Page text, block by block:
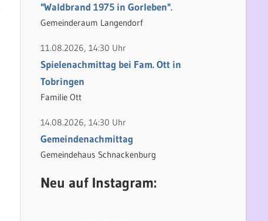
"Waldbrand 1975 in Gorleben".
Gemeinderaum Langendorf
11.08.2026, 14:30 Uhr
Spielenachmittag bei Fam. Ott in
Tobringen
Familie Ott
14.08.2026, 14:30 Uhr
Gemeindenachmittag
Gemeindehaus Schnackenburg
Neu auf Instagram: